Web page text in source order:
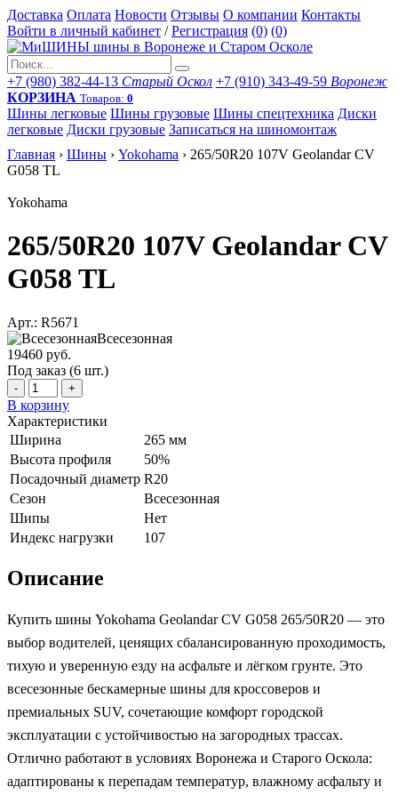
Доставка Оплата Новости Отзывы О компании Контакты
Войти в личный кабинет / Регистрация (0) (0)
+7 (980) 382-44-13 Старый Оскол +7 (910) 343-49-59 Воронеж
КОРЗИНА Товаров: 0
Шины легковые Шины грузовые Шины спецтехника Диски
легковые Диски грузовые Записаться на шиномонтаж
Главная › Шины › Yokohama › 265/50R20 107V Geolandar CV
G058 TL
Yokohama
265/50R20 107V Geolandar CV
G058 TL
Арт.: R5671
Всесезонная
19460 руб.
Под заказ (6 шт.)
- +
В корзину
Характеристики
Ширина
265 мм
Высота профиля
50%
Посадочный диаметр R20
Сезон
Всесезонная
Шипы
Нет
Индекс нагрузки
107
Описание
Купить шины Yokohama Geolandar CV G058 265/50R20 — это
выбор водителей, ценящих сбалансированную проходимость,
тихую и уверенную езду на асфальте и лёгком грунте. Это
всесезонные бескамерные шины для кроссоверов и
премиальных SUV, сочетающие комфорт городской
эксплуатации с устойчивостью на загородных трассах.
Отлично работают в условиях Воронежа и Старого Оскола:
адаптированы к перепадам температур, влажному асфальту и